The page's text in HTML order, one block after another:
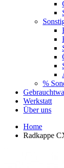
%
Werkstatt
Über uns
Home
Radkappe